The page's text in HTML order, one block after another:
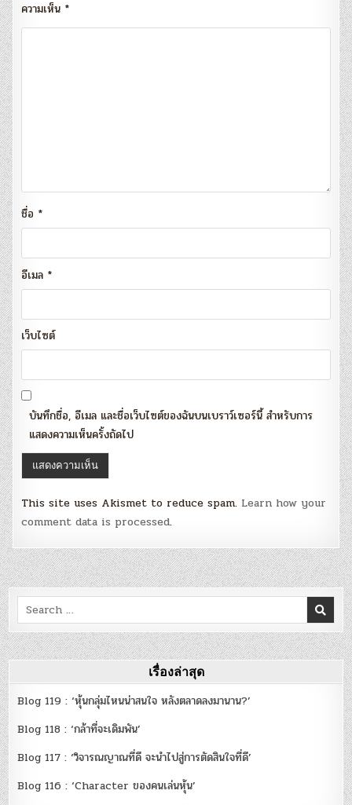
ความเห็น *
ชื่อ *
อีเมล *
เว็บไซต์
บันทึกชื่อ, อีเมล และชื่อเว็บไซต์ของฉันบนเบราว์เซอร์นี้ สำหรับการ
แสดงความเห็นครั้งถัดไป
This site uses Akismet to reduce spam. Learn how your
comment data is processed.
Search
for:
เรื่องล่าสุด
Blog 119 : ‘หุ้นกลุ่มไหนน่าสนใจ หลังตลาดลงมานาน?’
Blog 118 : ‘กล้าที่จะเดิมพัน’
Blog 117 : ‘วิจารณญาณที่ดี จะนำไปสู่การตัดสินใจที่ดี’
Blog 116 : ‘Character ของคนเล่นหุ้น’